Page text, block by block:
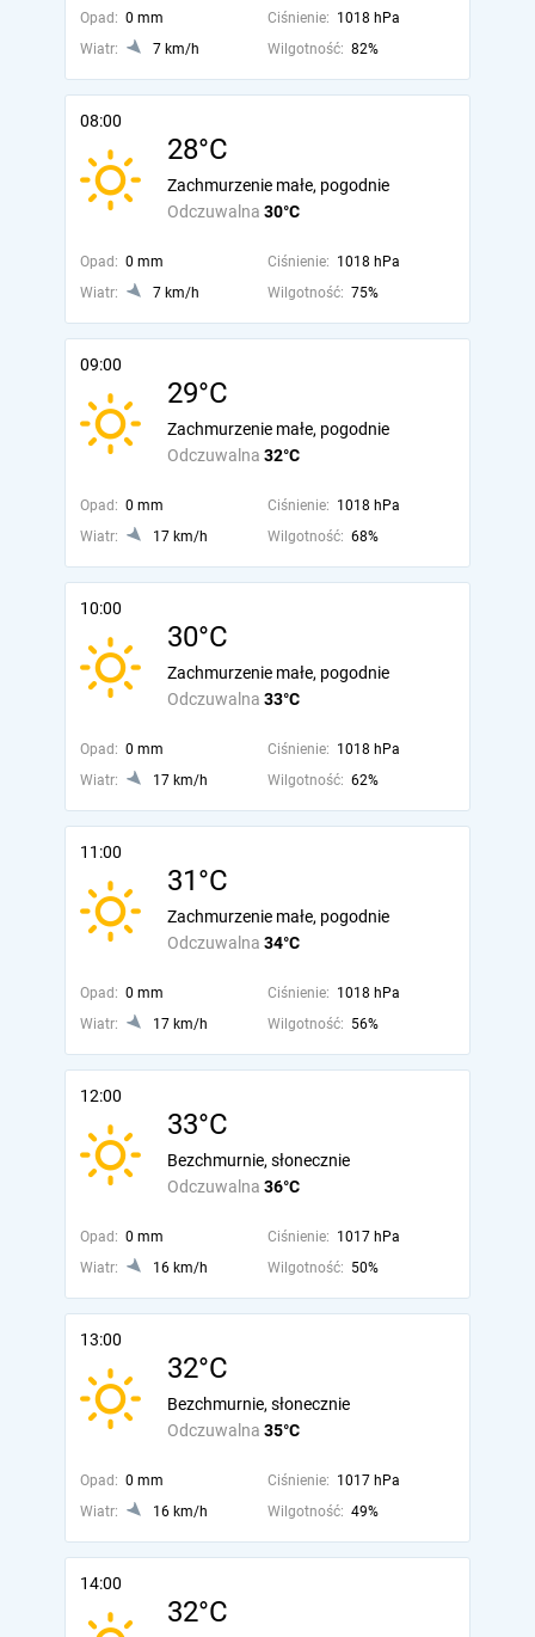
Opad: 0 mm Ciśnienie: 1018 hPa
Wiatr:
7 km/h Wilgotność: 82%
08:00
28°C
Odczuwalna 30°C
Zachmurzenie małe, pogodnie
Opad: 0 mm Ciśnienie: 1018 hPa
Wiatr:
7 km/h Wilgotność: 75%
09:00
29°C
Odczuwalna 32°C
Zachmurzenie małe, pogodnie
Opad: 0 mm Ciśnienie: 1018 hPa
Wiatr:
17 km/h Wilgotność: 68%
10:00
30°C
Odczuwalna 33°C
Zachmurzenie małe, pogodnie
Opad: 0 mm Ciśnienie: 1018 hPa
Wiatr:
17 km/h Wilgotność: 62%
11:00
31°C
Odczuwalna 34°C
Zachmurzenie małe, pogodnie
Opad: 0 mm Ciśnienie: 1018 hPa
Wiatr:
17 km/h Wilgotność: 56%
12:00
33°C
Odczuwalna 36°C
Bezchmurnie, słonecznie
Opad: 0 mm Ciśnienie: 1017 hPa
Wiatr:
16 km/h Wilgotność: 50%
13:00
32°C
Odczuwalna 35°C
Bezchmurnie, słonecznie
Opad: 0 mm Ciśnienie: 1017 hPa
Wiatr:
16 km/h Wilgotność: 49%
14:00
32°C